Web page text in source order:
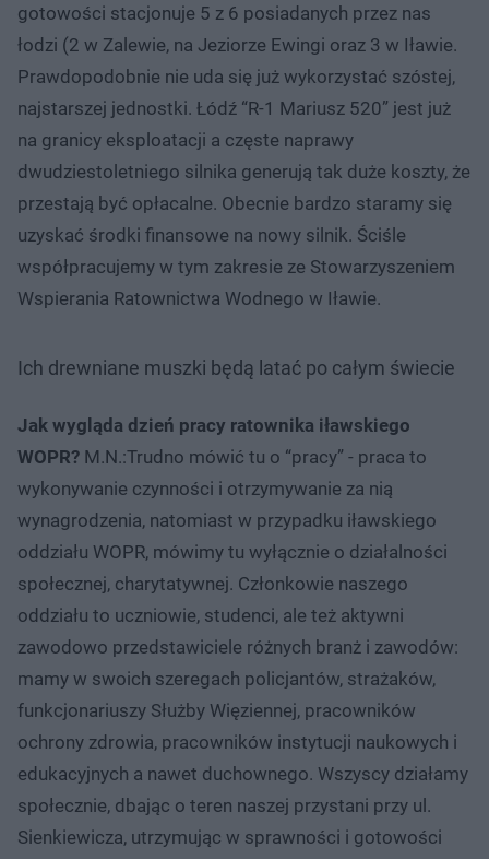
gotowości stacjonuje 5 z 6 posiadanych przez nas
łodzi (2 w Zalewie, na Jeziorze Ewingi oraz 3 w Iławie.
Prawdopodobnie nie uda się już wykorzystać szóstej,
najstarszej jednostki. Łódź “R-1 Mariusz 520” jest już
na granicy eksploatacji a częste naprawy
dwudziestoletniego silnika generują tak duże koszty, że
przestają być opłacalne. Obecnie bardzo staramy się
uzyskać środki finansowe na nowy silnik. Ściśle
współpracujemy w tym zakresie ze Stowarzyszeniem
Wspierania Ratownictwa Wodnego w Iławie.
Ich drewniane muszki będą latać po całym świecie
Jak wygląda dzień pracy ratownika iławskiego
WOPR? M.N.:Trudno mówić tu o “pracy” - praca to
wykonywanie czynności i otrzymywanie za nią
wynagrodzenia, natomiast w przypadku iławskiego
oddziału WOPR, mówimy tu wyłącznie o działalności
społecznej, charytatywnej. Członkowie naszego
oddziału to uczniowie, studenci, ale też aktywni
zawodowo przedstawiciele różnych branż i zawodów:
mamy w swoich szeregach policjantów, strażaków,
funkcjonariuszy Służby Więziennej, pracowników
ochrony zdrowia, pracowników instytucji naukowych i
edukacyjnych a nawet duchownego. Wszyscy działamy
społecznie, dbając o teren naszej przystani przy ul.
Sienkiewicza, utrzymując w sprawności i gotowości